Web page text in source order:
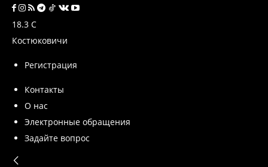
18.3 C
Костюковичи
Регистрация
Контакты
О нас
Электронные обращения
Задайте вопрос